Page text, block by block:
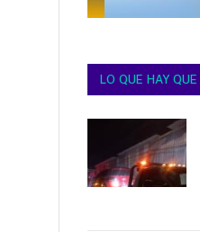
LO QUE HAY QUE